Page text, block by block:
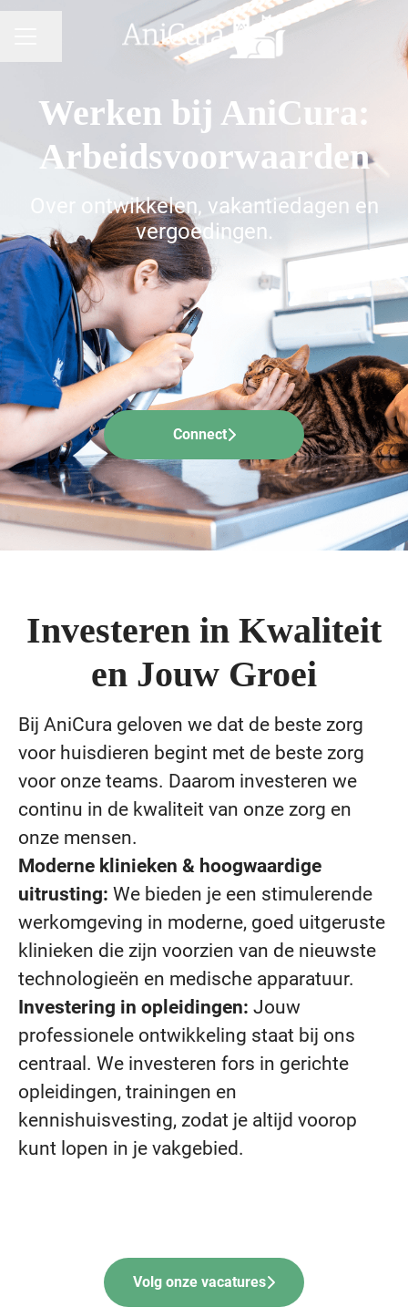
Werken bij AniCura:
Arbeidsvoorwaarden
Over ontwikkelen, vakantiedagen en
vergoedingen.
Connect
Investeren in Kwaliteit
en Jouw Groei
Bij AniCura geloven we dat de beste zorg
voor huisdieren begint met de beste zorg
voor onze teams. Daarom investeren we
continu in de kwaliteit van onze zorg en
onze mensen.
Moderne klinieken & hoogwaardige
uitrusting: We bieden je een stimulerende
werkomgeving in moderne, goed uitgeruste
klinieken die zijn voorzien van de nieuwste
technologieën en medische apparatuur.
Investering in opleidingen: Jouw
professionele ontwikkeling staat bij ons
centraal. We investeren fors in gerichte
opleidingen, trainingen en
kennishuisvesting, zodat je altijd voorop
kunt lopen in je vakgebied.
Volg onze vacatures